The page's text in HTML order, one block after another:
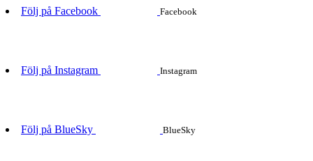
Följ på Facebook Facebook
Följ på Instagram Instagram
Följ på BlueSky BlueSky